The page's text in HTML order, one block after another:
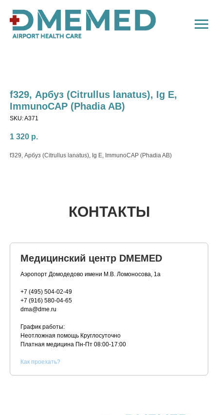
f329, Арбуз (Citrullus lanatus), Ig E,
ImmunoCAP (Phadia AB)
SKU:A371
1 320 р.
f329, Арбуз (Citrullus lanatus), Ig E, ImmunoCAP (Phadia AB)
КОНТАКТЫ
Медицинский центр DMEMED
Аэропорт Домодедово имени М.В. Ломоносова, 1а
+7 (495) 504-02-49
+7 (916) 580-04-65
dma@dme.ru
График работы:
Неотложная помощь Круглосуточно
Платная медицина Пн-Пт 08:00-17:00
Как проехать?